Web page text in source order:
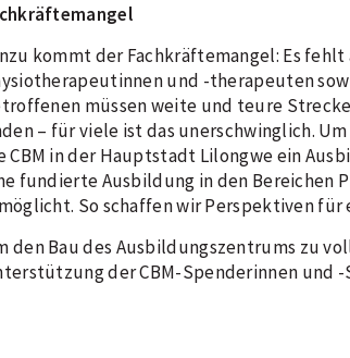
kommt der Fachkräftemangel: Es
und -therapeuten
müssen weite und teure
– für viele ist das unerschwinglich.
CBM in der Hauptstadt Lilongwe ein
fundierte Ausbildung in den Bereichen
So schaffen wir Perspektiven
den Bau des Ausbildungszentrums zu
der CBM-Spenderinnen und -